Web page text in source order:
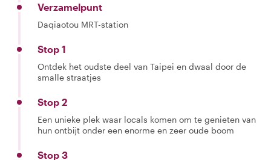
Verzamelpunt
Daqiaotou MRT-station
Stop 1
Ontdek het oudste deel van Taipei en dwaal door de
smalle straatjes
Stop 2
Een unieke plek waar locals komen om te genieten van
hun ontbijt onder een enorme en zeer oude boom
Stop 3